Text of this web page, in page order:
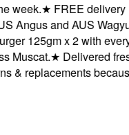
★FREE delivery +
and AUS Wagyu
125gm x 2 with every
★Delivered fresh
replacements because